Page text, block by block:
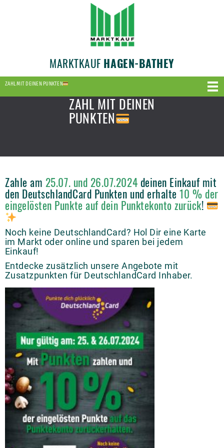
MARKTKAUF HAGEN-BATHEY
ZAHL MIT DEINEN PUNKTEN
ZAHL MIT DEINEN
PUNKTEN
Zahle am 25.07. und 26.07.2024 deinen Einkauf mit
den DeutschlandCard Punkten und erhalte10 % der
eingelösten Punkte auf dein Punktekonto zurück!
Noch keine DeutschlandCard? Hol Dir eine Karte
im Markt oder online und sparen bei jedem
Einkauf!
Entdecke zusätzlich unsere Angebote mit
Zusatzpunkten für DeutschlandCard Inhaber.